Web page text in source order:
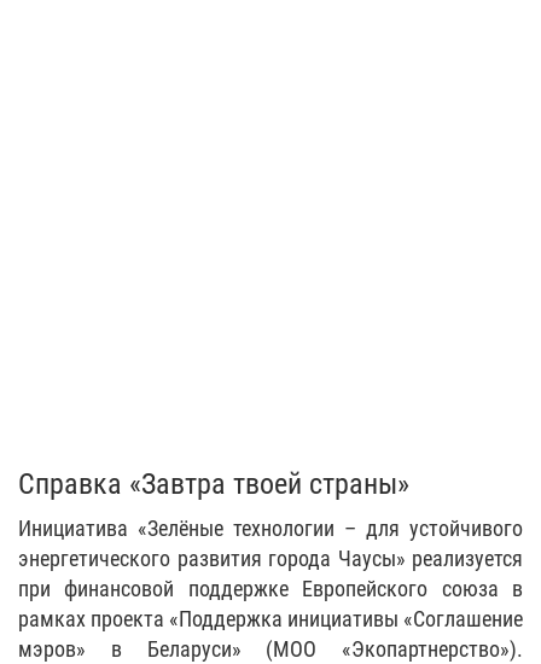
Справка «Завтра твоей страны»
Инициатива «Зелёные технологии – для устойчивого
энергетического развития города Чаусы» реализуется
при финансовой поддержке Европейского союза в
рамках проекта «Поддержка инициативы «Соглашение
мэров» в Беларуси» (МОО «Экопартнерство»).